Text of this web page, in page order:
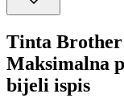
Tinta
Maksimalna
bijeli ispis